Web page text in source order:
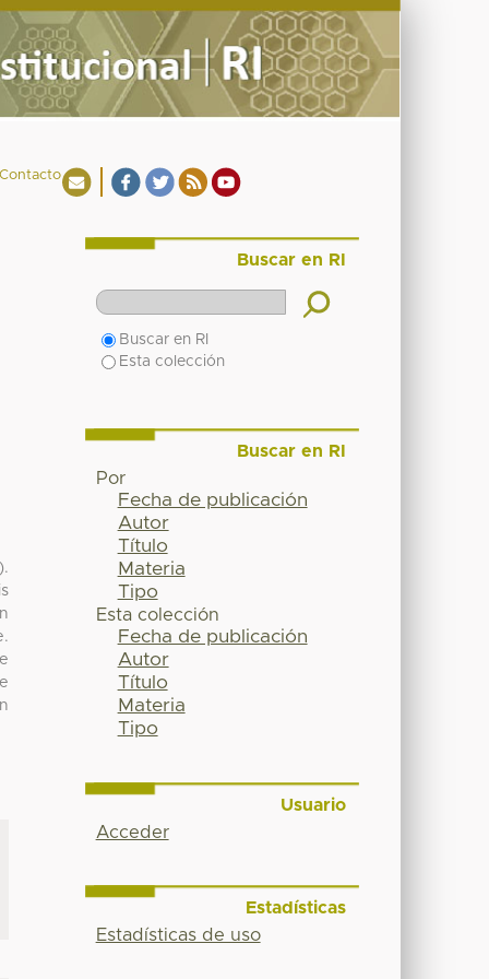
Contacto
Buscar en RI
Buscar en RI
Esta colección
Buscar en RI
Por
Fecha de publicación
Autor
Título
Materia
Tipo
Esta colección
Fecha de publicación
Autor
Título
Materia
Tipo
Usuario
Acceder
Estadísticas
Estadísticas de uso